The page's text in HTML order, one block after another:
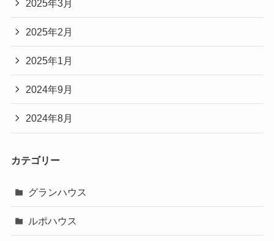
2025年3月
2025年2月
2025年1月
2024年9月
2024年8月
カテゴリー
グランハウス
ルポハウス